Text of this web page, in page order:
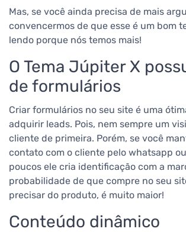
Mas, se você ainda precisa de mais
convencermos de que esse é um bom
lendo porque nós temos mais!
O Tema Júpiter X
de formulários
Criar formulários no seu site é uma
adquirir leads. Pois, nem sempre um
cliente de primeira. Porém, se você
contato com o cliente pelo whatsapp
poucos ele cria identificação com a
probabilidade de que compre no seu
precisar do produto, é muito maior!
Conteúdo dinâmico